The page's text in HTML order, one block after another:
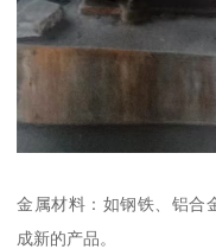
金属材料：如钢铁、铝合
成新的产品。